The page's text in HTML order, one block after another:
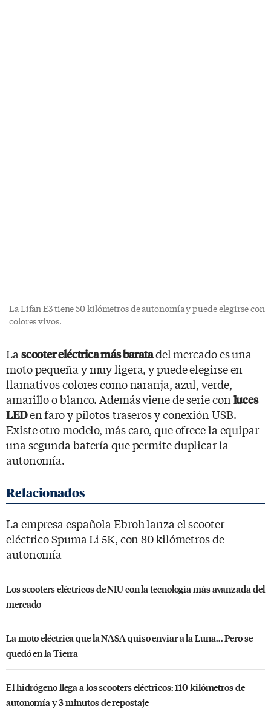
La Lifan E3 tiene 50 kilómetros de autonomía y puede elegirse con
colores vivos.
La scooter eléctrica más baratadel mercado es una
moto pequeña y muy ligera, y puede elegirse en
llamativos colores como naranja, azul, verde,
amarillo o blanco. Además viene de serie con luces
LEDen faro y pilotos traseros y conexión USB.
Existe otro modelo, más caro, que ofrece la equipar
una segunda batería que permite duplicar la
autonomía.
La empresa española Ebroh lanza el scooter
eléctrico Spuma Li 5K, con 80 kilómetros de
autonomía
Los scooters eléctricos de NIU con la tecnología más avanzada del
mercado
La moto eléctrica que la NASA quiso enviar a la Luna... Pero se
quedó en la Tierra
El hidrógeno llega a los scooters eléctricos: 110 kilómetros de
autonomía y 3 minutos de repostaje